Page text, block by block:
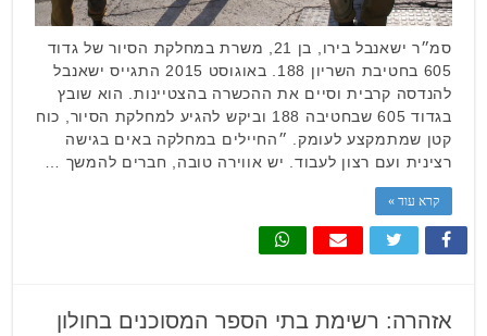
סמ״ר ישאנבל בירו, בן 21, משרת במחלקת הסיור של גדוד
605 בחטיבת השריון 188. באוגוסט 2015 התגייס ישאנבל
להנדסה קרבית וסיים את ההכשרה בהצטיינות. הוא שובץ
בגדוד 605 שבחטיבה 188 וביקש להגיע למחלקת הסיור, כוח
קטן שמתמקצע לעומק. ״החיילים במחלקה באים בגישה
רצינית ועם רצון לעבוד. יש אווירה טובה, חברים להמשך …
קרא עוד »
אזהרה: רשימת בתי הספר המסוכנים בחולון